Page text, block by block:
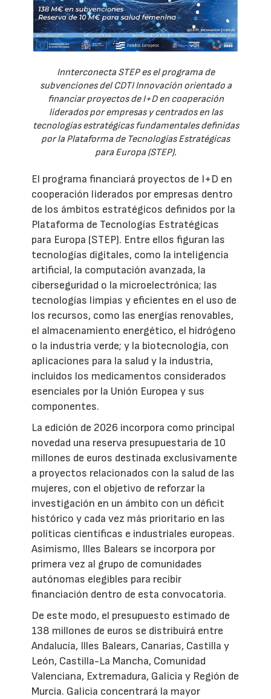
Innterconecta STEP es el programa de
subvenciones del CDTI Innovación orientado a
financiar proyectos de I+D en cooperación
liderados por empresas y centrados en las
tecnologías estratégicas fundamentales definidas
por la Plataforma de Tecnologías Estratégicas
para Europa (STEP).
El programa financiará proyectos de I+D en
cooperación liderados por empresas dentro
de los ámbitos estratégicos definidos por la
Plataforma de Tecnologías Estratégicas
para Europa (STEP). Entre ellos figuran las
tecnologías digitales, como la inteligencia
artificial, la computación avanzada, la
ciberseguridad o la microelectrónica; las
tecnologías limpias y eficientes en el uso de
los recursos, como las energías renovables,
el almacenamiento energético, el hidrógeno
o la industria verde; y la biotecnología, con
aplicaciones para la salud y la industria,
incluidos los medicamentos considerados
esenciales por la Unión Europea y sus
componentes.
La edición de 2026 incorpora como principal
novedad una reserva presupuestaria de 10
millones de euros destinada exclusivamente
a proyectos relacionados con la salud de las
mujeres, con el objetivo de reforzar la
investigación en un ámbito con un déficit
histórico y cada vez más prioritario en las
políticas científicas e industriales europeas.
Asimismo, Illes Balears se incorpora por
primera vez al grupo de comunidades
autónomas elegibles para recibir
financiación dentro de esta convocatoria.
De este modo, el presupuesto estimado de
138 millones de euros se distribuirá entre
Andalucía, Illes Balears, Canarias, Castilla y
León, Castilla-La Mancha, Comunidad
Valenciana, Extremadura, Galicia y Región de
Murcia. Galicia concentrará la mayor